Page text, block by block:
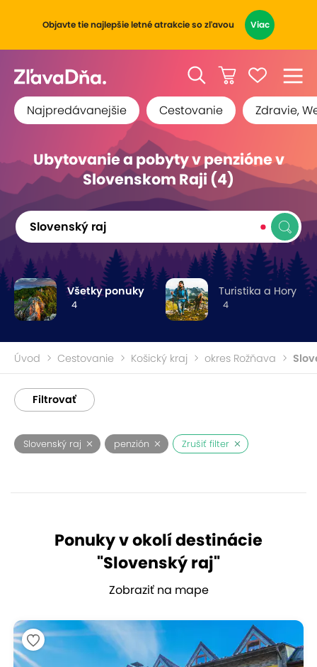
Objavte tie najlepšie letné atrakcie so zľavou Viac
Najpredávanejšie Cestovanie Zdravie,
Ubytovanie a pobyty v penzióne v
Slovenskom Raji (4)
Slovenský raj
4
Všetky ponuky
4
Turistika a Hory
Úvod Cestovanie Košický kraj okres Rožňava
Filtrovať
Slovenský raj penzión Zrušiť filter
Ponuky v okolí destinácie
"Slovenský raj"
Zobraziť na mape